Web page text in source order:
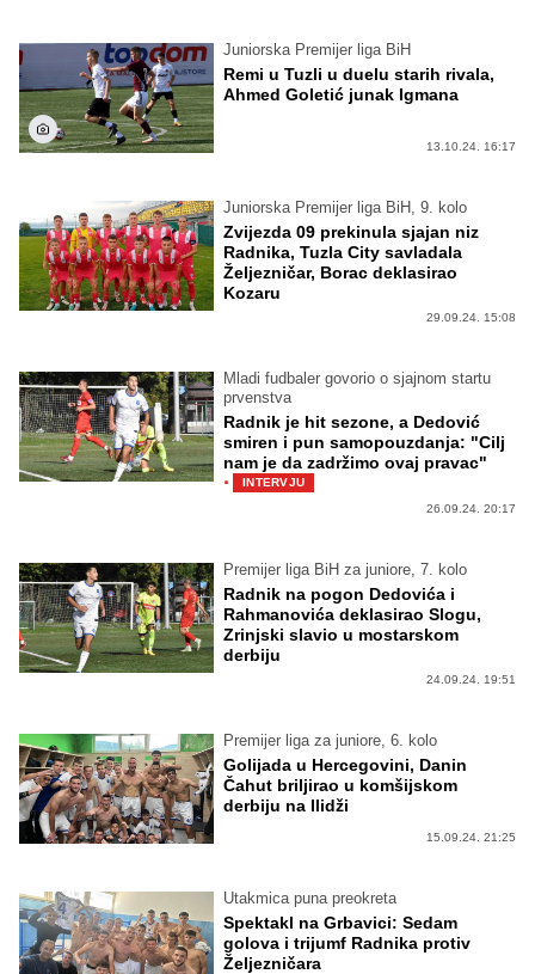
Juniorska Premijer liga BiH
Remi u Tuzli u duelu starih rivala,
Ahmed Goletić junak Igmana
13.10.24. 16:17
Juniorska Premijer liga BiH, 9. kolo
Zvijezda 09 prekinula sjajan niz
Radnika, Tuzla City savladala
Željezničar, Borac deklasirao
Kozaru
29.09.24. 15:08
Mladi fudbaler govorio o sjajnom startu
prvenstva
Radnik je hit sezone, a Dedović
smiren i pun samopouzdanja: "Cilj
nam je da zadržimo ovaj pravac"
·
INTERVJU
26.09.24. 20:17
Premijer liga BiH za juniore, 7. kolo
Radnik na pogon Dedovića i
Rahmanovića deklasirao Slogu,
Zrinjski slavio u mostarskom
derbiju
24.09.24. 19:51
Premijer liga za juniore, 6. kolo
Golijada u Hercegovini, Danin
Čahut briljirao u komšijskom
derbiju na Ilidži
15.09.24. 21:25
Utakmica puna preokreta
Spektakl na Grbavici: Sedam
golova i trijumf Radnika protiv
Željezničara